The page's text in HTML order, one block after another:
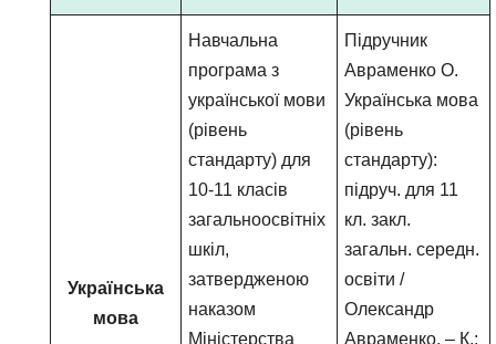
Українська
мова
Навчальна
програма з
української мови
(рівень
стандарту) для
10-11 класів
загальноосвітніх
шкіл,
затвердженою
наказом
Міністерства
Підручник
Авраменко О.
Українська мова
(рівень
стандарту):
підруч. для 11
кл. закл.
загальн. середн.
освіти /
Олександр
Авраменко. – К.: